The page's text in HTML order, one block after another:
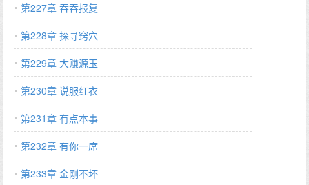
第227章 吞吞报复
第228章 探寻窍穴
第229章 大赚源玉
第230章 说服红衣
第231章 有点本事
第232章 有你一席
第233章 金刚不坏